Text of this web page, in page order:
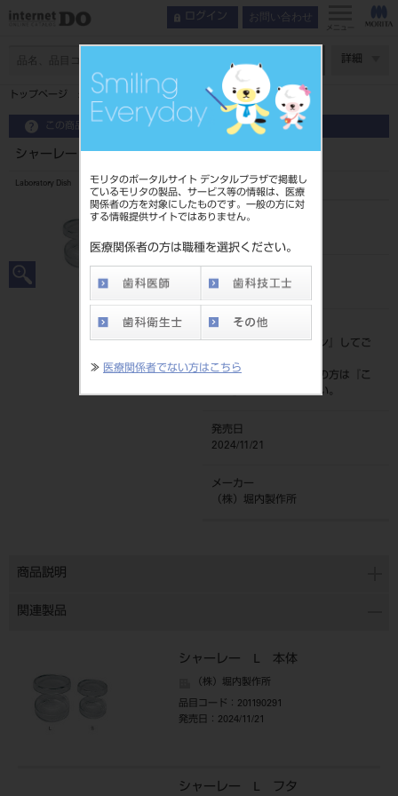
モリタのポータルサイト デンタルプラザで掲載し
ているモリタの製品、サービス等の情報は、医療
関係者の方を対象にしたものです。一般の方に対
する情報提供サイトではありません。
医療関係者の方は職種を選択ください。
≫ 医療関係者でない方はこちら
ログイン お問い合わせ
メニュー
詳細
トップページ シャーレー S フタ
この商品に関するお問い合わせ
シャーレー S フタ
Laboratory Dish
品目コード
4560241649759
標準価格
価格の確認は『ログイン
』してご
ネット会員登録がまだの方は『
こ
ちら』より登録ください。
発売日
2024/11/21
メーカー
（株）堀内製作所
商品説明
関連製品
シャーレー L 本体
（株）堀内製作所
品目コード ：201190291
発売日
：2024/11/21
シャーレー L フタ